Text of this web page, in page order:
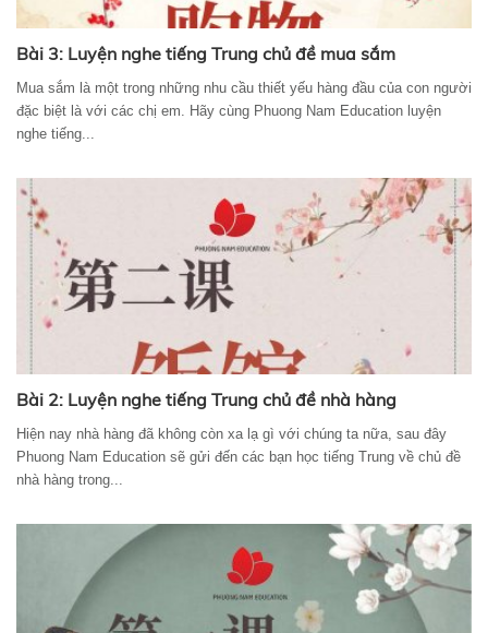
Bài 3: Luyện nghe tiếng Trung chủ đề mua sắm
Mua sắm là một trong những nhu cầu thiết yếu hàng đầu của con người
đặc biệt là với các chị em. Hãy cùng Phuong Nam Education luyện
nghe tiếng...
Bài 2: Luyện nghe tiếng Trung chủ đề nhà hàng
Hiện nay nhà hàng đã không còn xa lạ gì với chúng ta nữa, sau đây
Phuong Nam Education sẽ gửi đến các bạn học tiếng Trung về chủ đề
nhà hàng trong...